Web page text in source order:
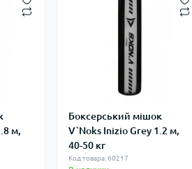
м,
Боксерський мішок
V`Noks Inizio Grey 1.2 м,
40-50 кг
Код товара: 60217